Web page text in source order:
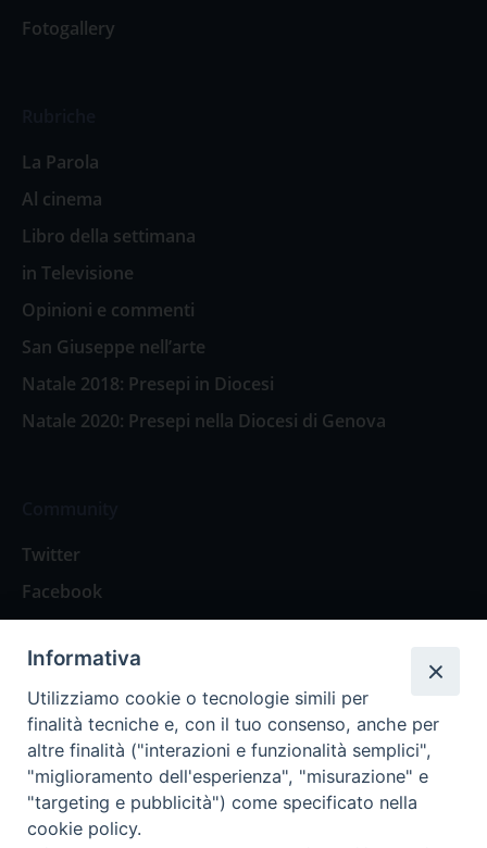
Fotogallery
La Parola
Al cinema
Libro della settimana
in Televisione
Opinioni e commenti
San Giuseppe nell’arte
Natale 2018: Presepi in Diocesi
Natale 2020: Presepi nella Diocesi di Genova
Twitter
Facebook
Contattaci
Spazio Lettori
Eventi
Eventi diocesani
Informativa
Utilizziamo cookie o tecnologie simili per
finalità tecniche e, con il tuo consenso, anche per
altre finalità ("interazioni e funzionalità semplici",
"miglioramento dell'esperienza", "misurazione" e
"targeting e pubblicità") come specificato nella
cookie policy.